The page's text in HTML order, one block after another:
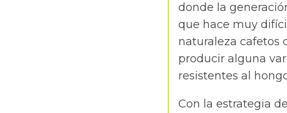
donde la
que hace muy
naturaleza cafetos
producir alguna
resistentes al
Con la estrategia